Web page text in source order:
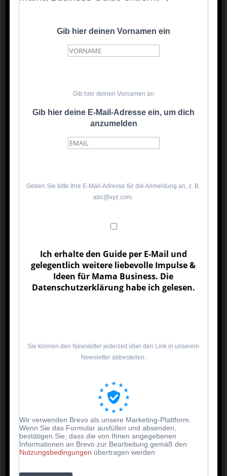
🎨 16–25: Kreative
Malbuch + neue Stifte
Magnetische Zeichentafel
Rätselblock
Sudokubuch für Größere
🎧 26–35: Hörspaß &
Hörspiele
Lieblings-Podcast
Gib hier deinen Vornamen ein
Gib hier deinen Vornamen an
Gib hier deine E-Mail-Adresse ein, um dich
anzumelden
Geben Sie bitte Ihre E-Mail-Adresse für die Anmeldung an, z. B.
abc@xyz.com.
Ich erhalte den Guide per E-Mail und
gelegentlich weitere liebevolle Impulse &
Ideen für Mama Business. Die
Datenschutzerklärung habe ich gelesen.
Sie können den Newsletter jederzeit über den Link in unserem
Newsletter abbestellen.
Wir verwenden Brevo als unsere Marketing-Plattform.
Wenn Sie das Formular ausfüllen und absenden,
bestätigen Sie, dass die von Ihnen angegebenen
Informationen an Brevo zur Bearbeitung gemäß den
Nutzungsbedingungen übertragen werden